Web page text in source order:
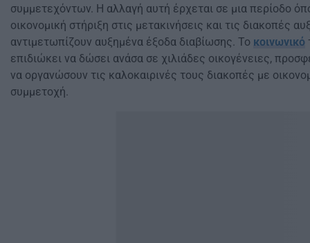
συμμετεχόντων. Η αλλαγή αυτή έρχεται σε μια περίοδο
οικονομική στήριξη στις μετακινήσεις και τις διακοπές
αντιμετωπίζουν αυξημένα έξοδα διαβίωσης. Το κοινωνικό
επιδιώκει να δώσει ανάσα σε χιλιάδες οικογένειες,
να οργανώσουν τις καλοκαιρινές τους διακοπές με
συμμετοχή.